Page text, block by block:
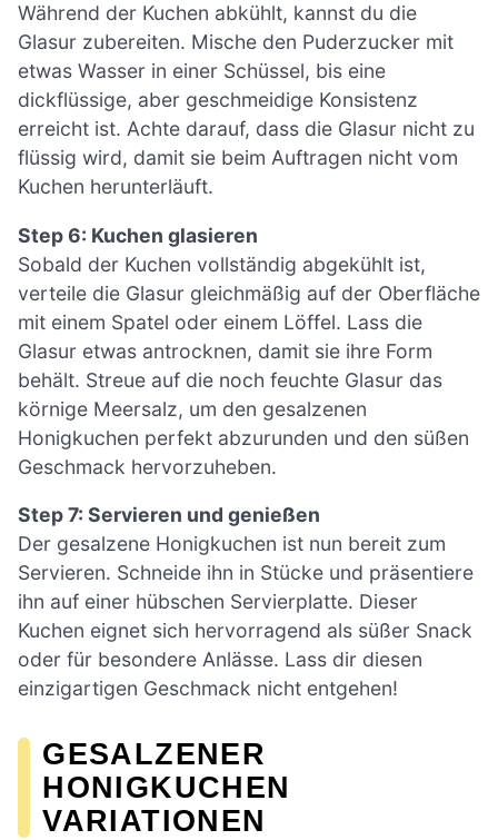
Während der Kuchen abkühlt, kannst du die
Glasur zubereiten. Mische den Puderzucker mit
etwas Wasser in einer Schüssel, bis eine
dickflüssige, aber geschmeidige Konsistenz
erreicht ist. Achte darauf, dass die Glasur nicht zu
flüssig wird, damit sie beim Auftragen nicht vom
Kuchen herunterläuft.
Step 6: Kuchen glasieren
Sobald der Kuchen vollständig abgekühlt ist,
verteile die Glasur gleichmäßig auf der Oberfläche
mit einem Spatel oder einem Löffel. Lass die
Glasur etwas antrocknen, damit sie ihre Form
behält. Streue auf die noch feuchte Glasur das
körnige Meersalz, um den gesalzenen
Honigkuchen perfekt abzurunden und den süßen
Geschmack hervorzuheben.
Step 7: Servieren und genießen
Der gesalzene Honigkuchen ist nun bereit zum
Servieren. Schneide ihn in Stücke und präsentiere
ihn auf einer hübschen Servierplatte. Dieser
Kuchen eignet sich hervorragend als süßer Snack
oder für besondere Anlässe. Lass dir diesen
einzigartigen Geschmack nicht entgehen!
GESALZENER
HONIGKUCHEN
VARIATIONEN